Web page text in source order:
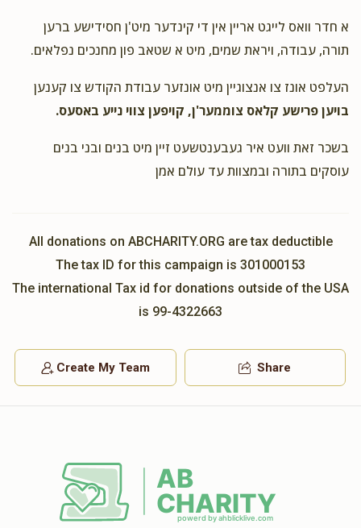
א חדר וואס לייגט אריין אין די קינדער מיט'ן חסידישע ברען
תורה, עבודה, ויראת שמים, מיט א שטאב פון מחנכים נפלאים.
העלפט אונז צו אנצוגיין מיט אונזער עבודת הקודש צו קענען
בויען פרישע קלאס צוממער'ן, קויפען צווי נייע באסעס.
בשכר זאת וועט איר געבענטשעט זיין מיט בנים ובני בנים
עוסקים בתורה ובמצוות עד עולם אמן
All donations on ABCHARITY.ORG are tax deductible
The tax ID for this campaign is 301000153
The international Tax id for donations outside of the USA
is 99-4322663
Create My Team Share